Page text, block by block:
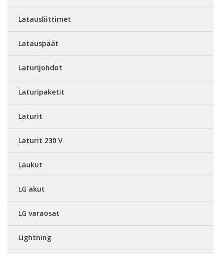
Latausliittimet
Latauspäät
Laturijohdot
Laturipaketit
Laturit
Laturit 230 V
Laukut
LG akut
LG varaosat
Lightning